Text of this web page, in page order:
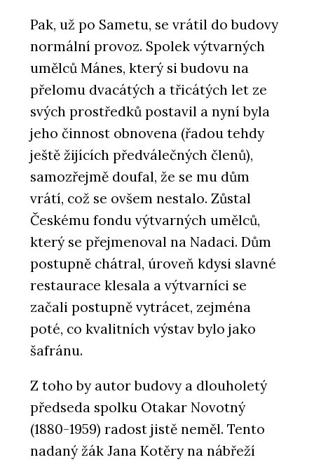
Pak, už po Sametu, se vrátil do budovy
normální provoz. Spolek výtvarných
umělců Mánes, který si budovu na
přelomu dvacátých a třicátých let ze
svých prostředků postavil a nyní byla
jeho činnost obnovena (řadou tehdy
ještě žijících předválečných členů),
samozřejmě doufal, že se mu dům
vrátí, což se ovšem nestalo. Zůstal
Českému fondu výtvarných umělců,
který se přejmenoval na Nadaci. Dům
postupně chátral, úroveň kdysi slavné
restaurace klesala a výtvarníci se
začali postupně vytrácet, zejména
poté, co kvalitních výstav bylo jako
šafránu.
Z toho by autor budovy a dlouholetý
předseda spolku Otakar Novotný
(1880-1959) radost jistě neměl. Tento
nadaný žák Jana Kotěry na nábřeží